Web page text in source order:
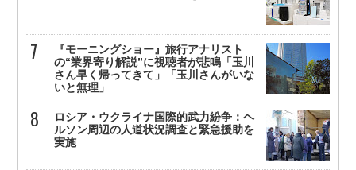
『モーニングショー』旅行アナリスト
の“業界寄り解説”に視聴者が悲鳴「玉川
さん早く帰ってきて」「玉川さんがいな
いと無理」
ロシア・ウクライナ国際的武力紛争：ヘ
ルソン周辺の人道状況調査と緊急援助を
実施